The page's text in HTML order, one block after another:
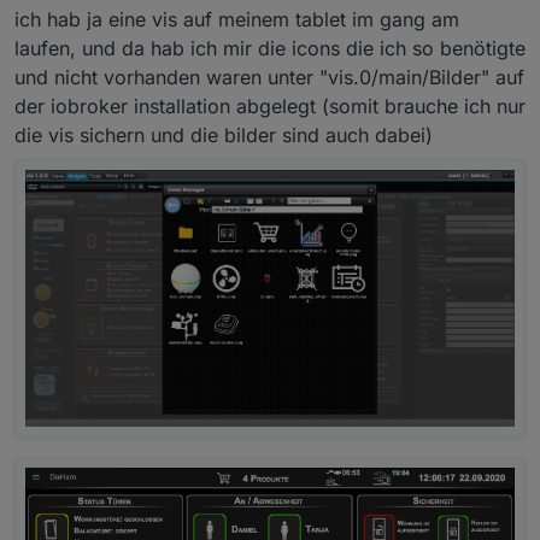
ich hab ja eine vis auf meinem tablet im gang am
laufen, und da hab ich mir die icons die ich so benötigte
und nicht vorhanden waren unter "vis.0/main/Bilder" auf
der iobroker installation abgelegt (somit brauche ich nur
die vis sichern und die bilder sind auch dabei)